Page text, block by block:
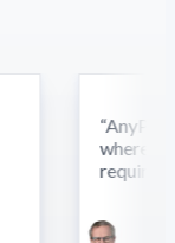
where
require